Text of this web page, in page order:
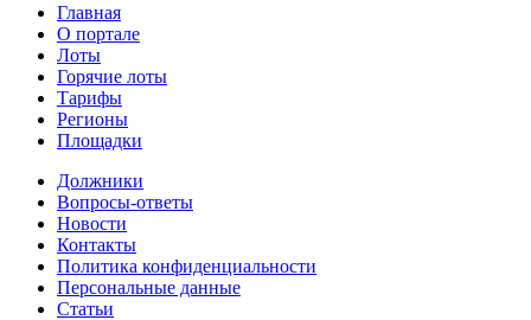
Главная
О портале
Лоты
Горячие лоты
Тарифы
Регионы
Площадки
Должники
Вопросы-ответы
Новости
Контакты
Политика конфиденциальности
Персональные данные
Статьи